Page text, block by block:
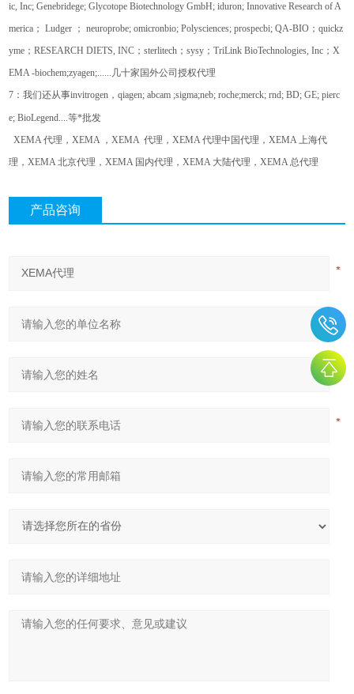
ic, Inc; Genebridege; Glycotope Biotechnology GmbH; iduron; Innovative Research of A
merica ； Ludger ； neuroprobe; omicronbio; Polysciences; prospecbi; QA-BIO ；quickz
yme ；RESEARCH DIETS, INC ；sterlitech ；sysy ；TriLink BioTechnologies, Inc ；X
EMA -biochem;zyagen;...... 几十家国外公司授权代理
7 ：我们还从事invitrogen ，qiagen; abcam ;sigma;neb; roche;merck; rnd; BD; GE; pierc
e; BioLegend....等*批发
XEMA代理，XEMA ，XEMA代理，XEMA代理中国代理，XEMA上海代
理，XEMA北京代理，XEMA 国内代理，XEMA 大陆代理，XEMA总代理
产品咨询